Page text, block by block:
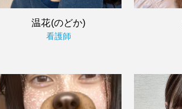
温花(のどか)
看護師